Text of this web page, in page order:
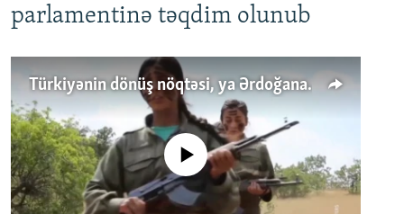
parlamentinə təqdim olunub
Türkiyənin dönüş nöqtəsi, ya Ərdoğana üçüncü şans: PKK ilə qəfil barışıq nə deməkdir?
No media source currently available